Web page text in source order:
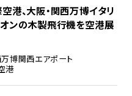
港、大阪・関西万博イタリ
ンの木製飛行機を空港展
万博関西エアポート
港